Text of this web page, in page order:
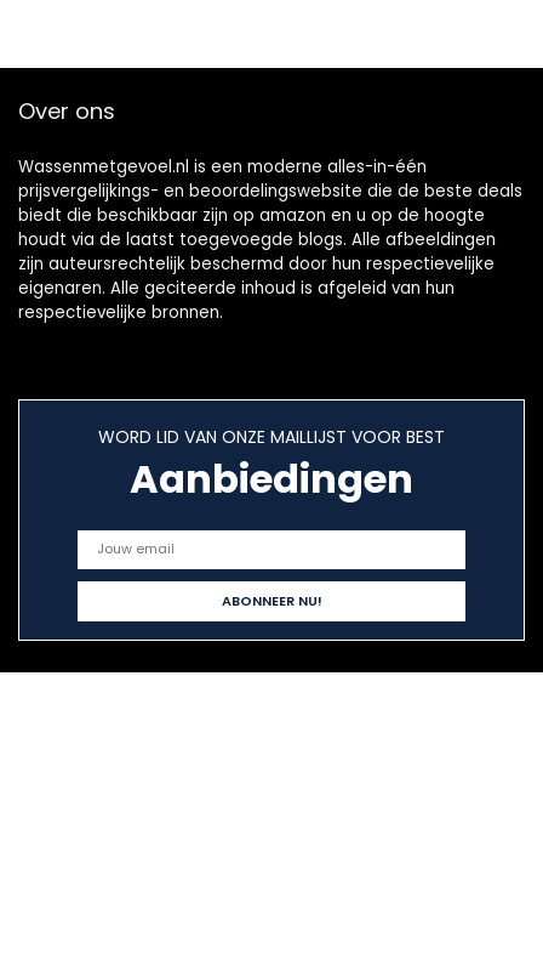
Over ons
Wassenmetgevoel.nl is een moderne alles-in-één
prijsvergelijkings- en beoordelingswebsite die de beste deals
biedt die beschikbaar zijn op amazon en u op de hoogte
houdt via de laatst toegevoegde blogs. Alle afbeeldingen
zijn auteursrechtelijk beschermd door hun respectievelijke
eigenaren. Alle geciteerde inhoud is afgeleid van hun
respectievelijke bronnen.
WORD LID VAN ONZE MAILLIJST VOOR BEST
Aanbiedingen